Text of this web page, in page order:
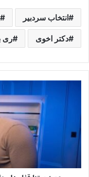
انتخاب سردبیر
دکتر اخوی ری